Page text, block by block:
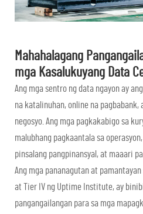
Mahahalagang
mga Kasalukuyang Data
Ang mga sentro ng data ngayon ay
na katalinuhan, online na pagbabank,
negosyo. Ang mga pagkakabigo sa
malubhang pagkaantala sa
pinsalang pangpinansyal, at maaari
Ang mga pananagutan at
at Tier IV ng Uptime Institute, ay
pangangailangan para sa mga